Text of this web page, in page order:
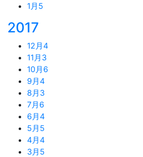
1月 5
2017
12月 4
11月 3
10月 6
9月 4
8月 3
7月 6
6月 4
5月 5
4月 4
3月 5